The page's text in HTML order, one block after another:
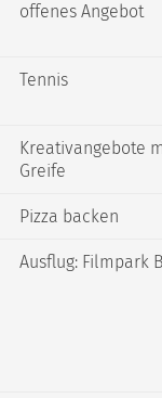
offenes Angebot
Tennis
Kreativangebote
Greife
Pizza backen
Ausflug: Filmpark